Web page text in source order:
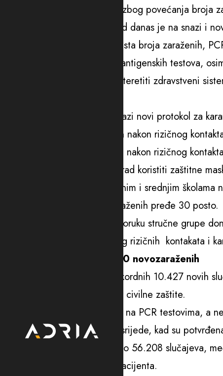
Slovenački mediji navode da zbog povećanja
bi se ta situacija prevladala od danas je na snazi i
Prema njemu, zbog velikog rasta broja zaraženih,
potvrđivanje pozitivnih brzih antigenskih testova,
za jednu trećinu testiranja rasteretiti zdravstveni
Od danas je u Sloveniji na snazi novi protokol za
Prema njemu, u kućni karantin nakon rizičnog
zaštiti i obrazovanju, ali će se nakon rizičnog
antigenskim testovima, te za rad koristiti zaštitne
Takođe, cijeli razredi u osnovnim i srednjim
zaraze, nego tek kad broj zaraženih pređe 30 posto.
Takvu je odluku vlada na preporuku stručne grupe
djelatnostima u kojima je zbog rizičnih kontakata i
U Hrvatskoj više od 10.000 novozaraženih
U Hrvatskoj je zabilježeno rekordnih 10.427 novih
izvijestio je Nacionalni stožer civilne zaštite.
Broj novozaraženih temelji se na PCR testovima, a
zaraženih zabilježeno prošle srijede, kad su
Trenutno je u Hrvatskoj aktivno 56.208 slučajeva,
čega su na respiratoru 204 pacijenta.